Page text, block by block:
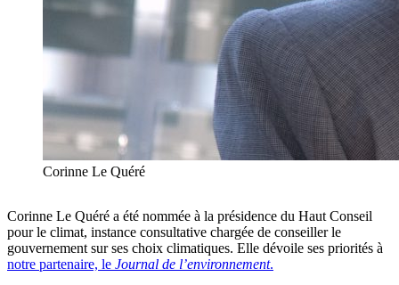
Corinne Le Quéré
Corinne Le Quéré a été nommée à la présidence du Haut Conseil
pour le climat, instance consultative chargée de conseiller le
gouvernement sur ses choix climatiques. Elle dévoile ses priorités à
notre partenaire, le Journal de l’environnement.